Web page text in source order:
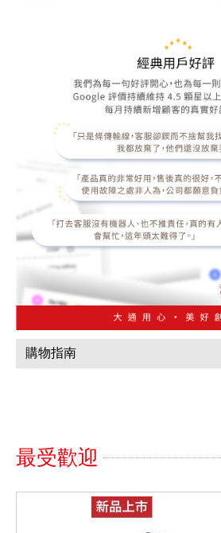
購物指南
最受歡迎